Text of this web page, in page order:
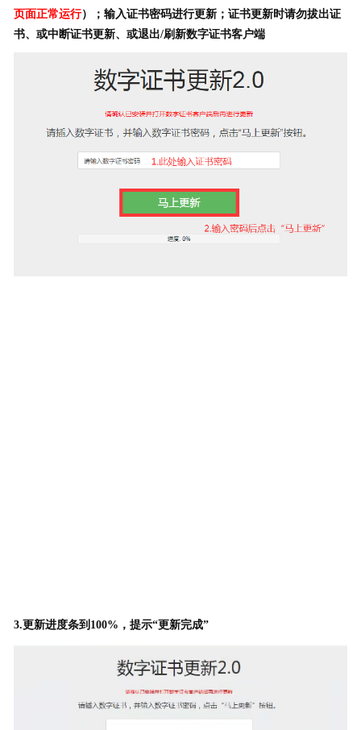
页面正常运行）； 输入证书密码进行更新；证书更新时请勿拔出证
书、或中断证书更新、或退出/刷新数字证书客户端
3.更新进度条到100%，提示“更新完成”